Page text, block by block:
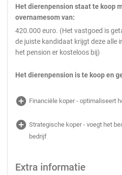
Het dierenpension staat te koop
overnamesom van:
420.000 euro. (Het vastgoed is
de juiste kandidaat krijgt deze alle
het pension er kosteloos bij)
Het dierenpension is te koop en
add_circle Financiële koper - optimaliseert
add_circle Strategische koper - voegt het
bedrijf
Extra informatie